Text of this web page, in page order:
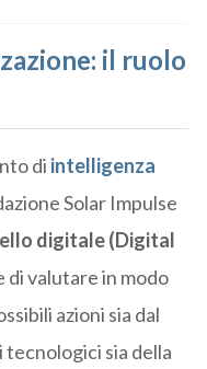
il ruolo
di intelligenza
Solar Impulse
digitale (Digital
di valutare in modo
azioni sia dal
sia della